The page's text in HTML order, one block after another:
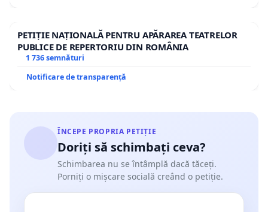
PETIȚIE NAȚIONALĂ PENTRU APĂRAREA TEATRELOR
PUBLICE DE REPERTORIU DIN ROMÂNIA
1 736 semnături
Notificare de transparență
ÎNCEPE PROPRIA PETIȚIE
Doriți să schimbați ceva?
Schimbarea nu se întâmplă dacă tăceți.
Porniți o mișcare socială creând o petiție.